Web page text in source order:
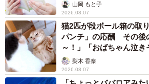
山岡 もと子
2026.08.07
猫2匹が段ボール箱の取
パンチ」の応酬 その後
～！」「おばちゃん泣き
梨木 香奈
2026.08.07